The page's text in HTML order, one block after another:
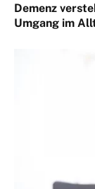
Demenz
Umgang im